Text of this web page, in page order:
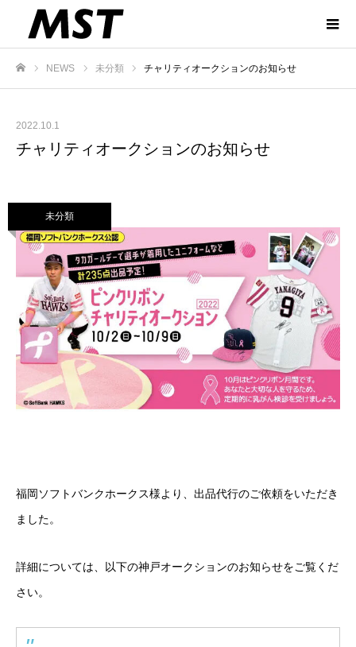
NEWS 未分類 チャリティオークションのお知らせ
2022.10.1
チャリティオークションのお知らせ
未分類
福岡ソフトバンクホークス様より、出品代行のご依頼をいただき
ました。
詳細については、以下の神戸オークションのお知らせをご覧くだ
さい。